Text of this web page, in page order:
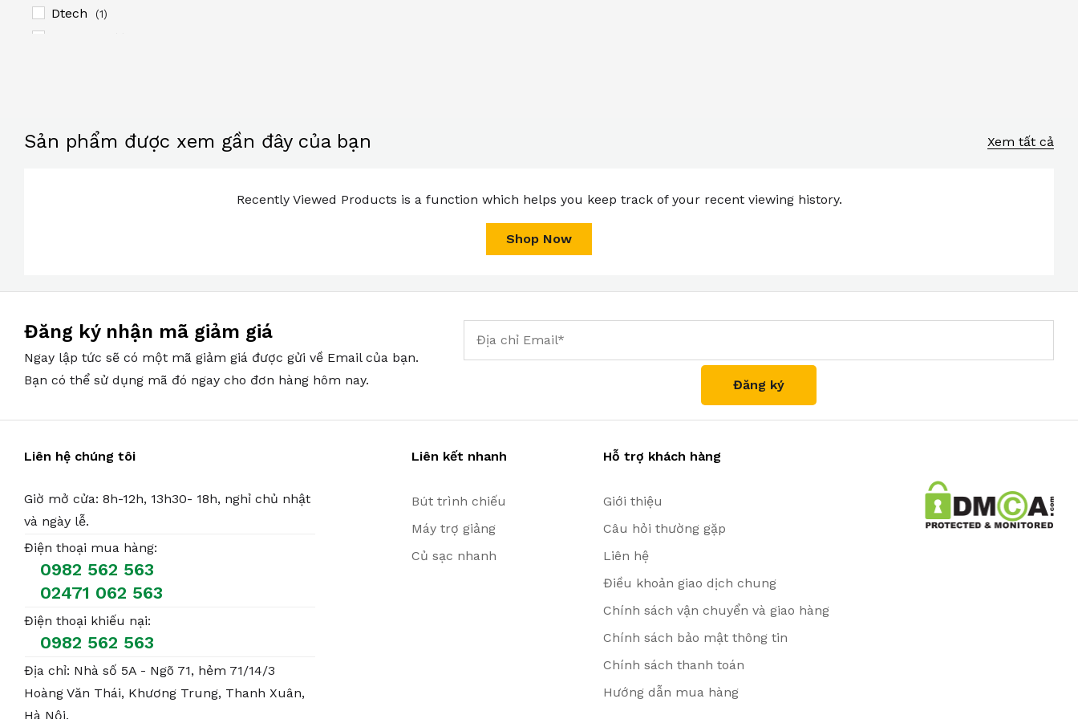
Dtech (1)
Shidu (17)
Sản phẩm được xem gần đây của bạn Xem tất cả
Recently Viewed Products is a function which helps you keep track of your recent viewing history.
Shop Now
Đăng ký nhận mã giảm giá
Ngay lập tức sẽ có một mã giảm giá được gửi về Email của bạn.
Bạn có thể sử dụng mã đó ngay cho đơn hàng hôm nay.
Liên hệ chúng tôi
Giờ mở cửa: 8h-12h, 13h30- 18h, nghỉ chủ nhật
và ngày lễ.
Điện thoại mua hàng:
0982 562 563
02471 062 563
Điện thoại khiếu nại:
0982 562 563
Địa chỉ: Nhà số 5A - Ngõ 71, hẻm 71/14/3
Hoàng Văn Thái, Khương Trung, Thanh Xuân,
Hà Nội.
Liên kết nhanh
Bút trình chiếu
Máy trợ giảng
Củ sạc nhanh
Hỗ trợ khách hàng
Giới thiệu
Câu hỏi thường gặp
Liên hệ
Điều khoản giao dịch chung
Chính sách vận chuyển và giao hàng
Chính sách bảo mật thông tin
Chính sách thanh toán
Hướng dẫn mua hàng